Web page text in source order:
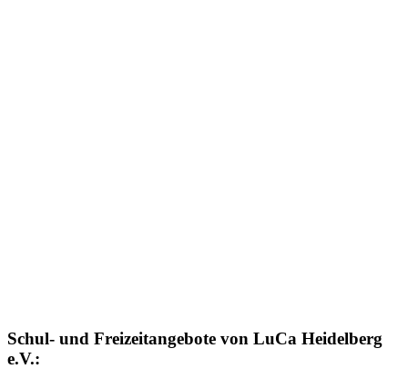
Schul- und Freizeitangebote von LuCa Heidelberg
e.V.: